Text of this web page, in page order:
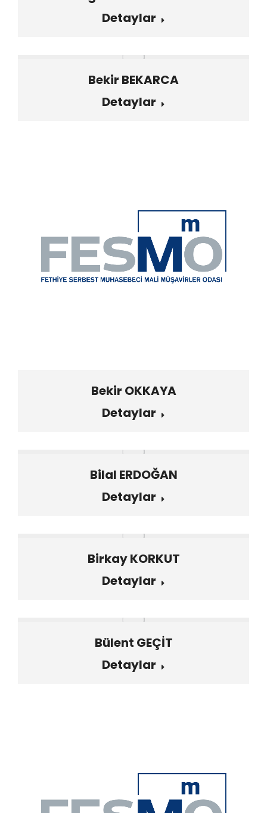
Detaylar
Bekir BEKARCA
Detaylar
Bekir OKKAYA
Detaylar
Bilal ERDOĞAN
Detaylar
Birkay KORKUT
Detaylar
Bülent GEÇİT
Detaylar